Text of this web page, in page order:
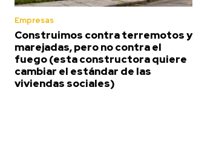
Empresas
Construimos contra terremotos y
marejadas, pero no contra el
fuego (esta constructora quiere
cambiar el estándar de las
viviendas sociales)